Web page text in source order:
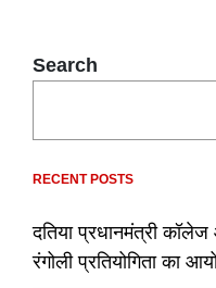
Search
RECENT POSTS
दतिया प्रधानमंत्री
रंगोली प्रतियोगिता का